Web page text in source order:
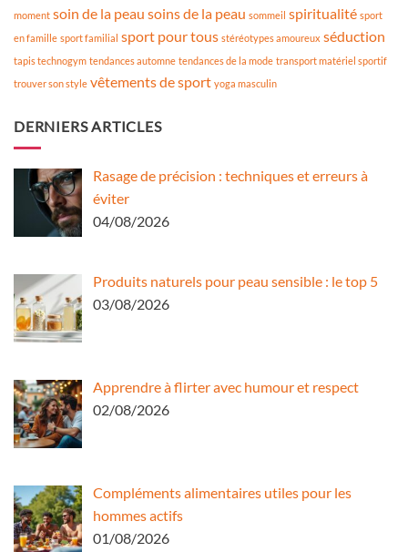
moment soin de la peau soins de la peau sommeil spiritualité sport
en famille sport familial sport pour tous stéréotypes amoureux séduction
tapis technogym tendances automne tendances de la mode transport matériel sportif
trouver son style vêtements de sport yoga masculin
DERNIERS ARTICLES
Rasage de précision : techniques et erreurs à
éviter
04/08/2026
Produits naturels pour peau sensible : le top 5
03/08/2026
Apprendre à flirter avec humour et respect
02/08/2026
Compléments alimentaires utiles pour les
hommes actifs
01/08/2026